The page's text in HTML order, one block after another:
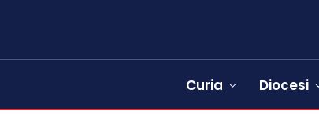
Curia Diocesi